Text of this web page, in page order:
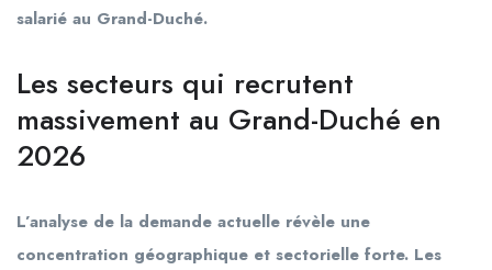
salarié au Grand-Duché.
Les secteurs qui recrutent
massivement au Grand-Duché en
2026
L’analyse de la demande actuelle révèle une
concentration géographique et sectorielle forte. Les